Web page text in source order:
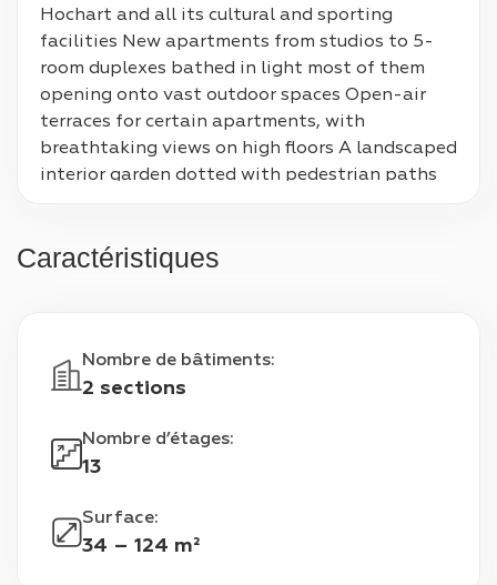
Hochart and all its cultural and sporting
facilities New apartments from studios to 5-
room duplexes bathed in light most of them
opening onto vast outdoor spaces Open-air
terraces for certain apartments, with
breathtaking views on high floors A landscaped
interior garden dotted with pedestrian paths
Residential complexe Total number of rounds 1
Caractéristiques
Nombre de bâtiments:
2 sections
Nombre d’étages:
13
Surface:
34 – 124 m²